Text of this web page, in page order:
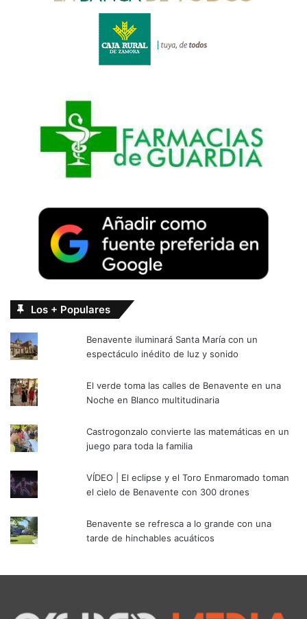
Los + Populares
Benavente iluminará Santa María con un
espectáculo inédito de luz y sonido
El verde toma las calles de Benavente en una
Noche en Blanco multitudinaria
Castrogonzalo convierte las matemáticas en un
juego para toda la familia
VÍDEO | El eclipse y el Toro Enmaromado toman
el cielo de Benavente con 300 drones
Benavente se refresca a lo grande con una
tarde de hinchables acuáticos